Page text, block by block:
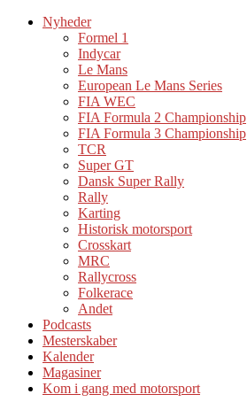
Nyheder
Formel 1
Indycar
Le Mans
European Le Mans Series
FIA WEC
FIA Formula 2 Championship
FIA Formula 3 Championship
TCR
Super GT
Dansk Super Rally
Rally
Karting
Historisk motorsport
Crosskart
MRC
Rallycross
Folkerace
Andet
Podcasts
Mesterskaber
Kalender
Magasiner
Kom i gang med motorsport